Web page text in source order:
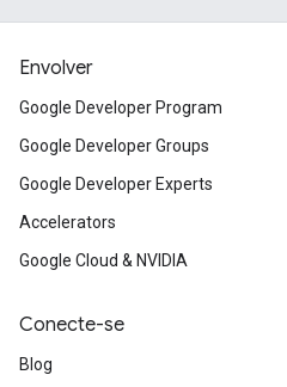
Envolver
Google Developer Program
Google Developer Groups
Google Developer Experts
Accelerators
Google Cloud & NVIDIA
Conecte-se
Blog